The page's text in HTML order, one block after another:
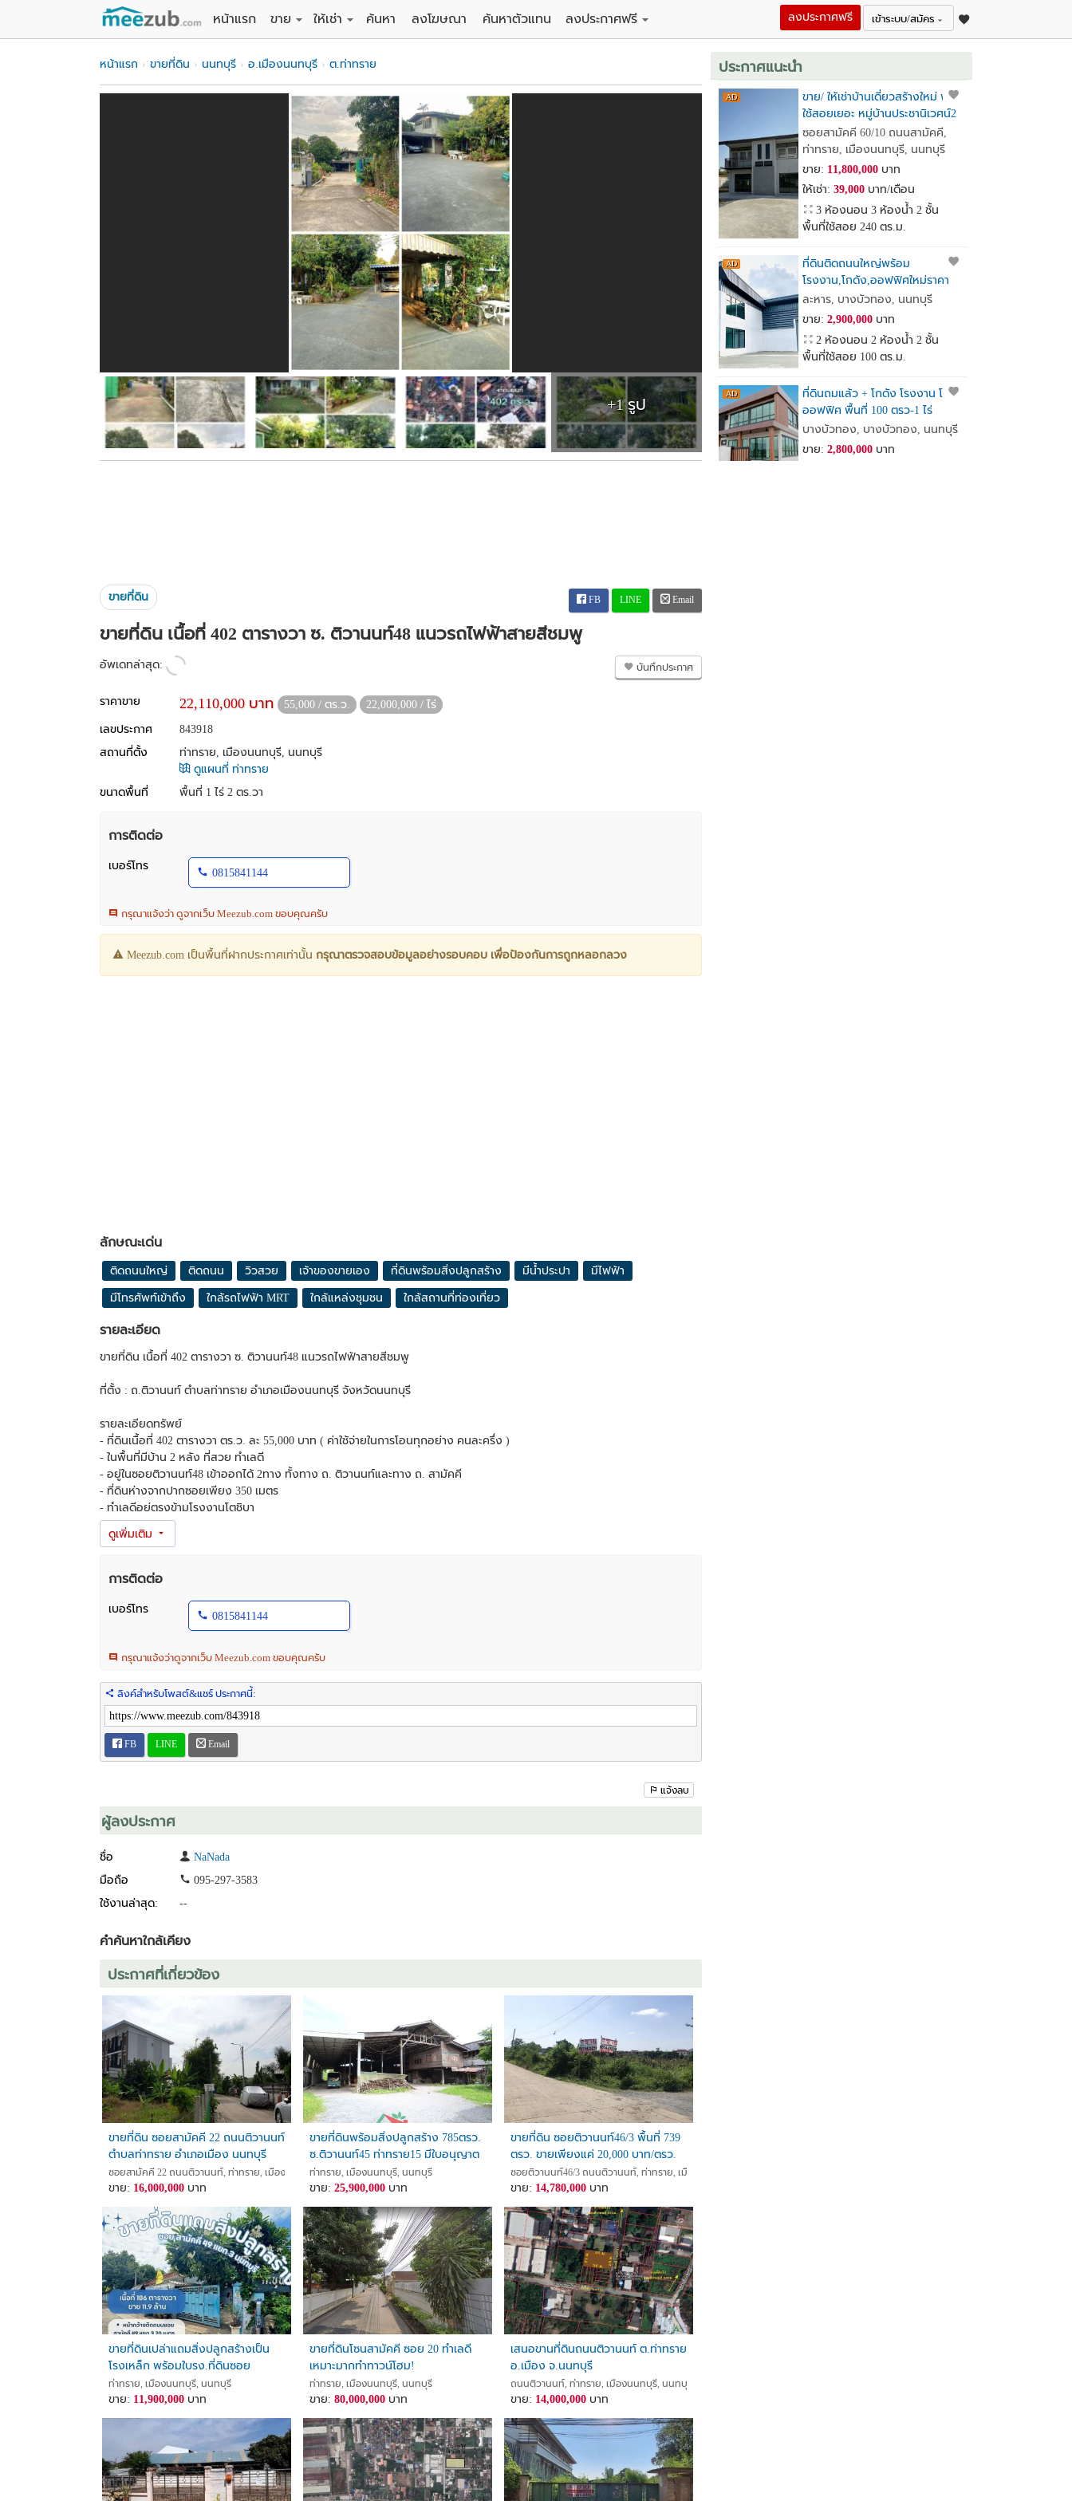
หน้าแรก
ขาย
ขายบ้าน
ขายคอนโด
ขายทาวน์เฮาส์
ขายอพาร์ทเม้นท์ / โรงแรม
ขายอาคารพาณิชย์ / สำนักงาน
ขายโรงงาน / โกดัง
ให้เช่า
ให้เช่าบ้าน
ให้เช่าคอนโด
ให้เช่าทาวน์เฮาส์
ให้เช่าอพาร์ทเม้นท์ / โรงแรม
ให้เช่าอาคารพาณิชย์ / สำนักงาน
ให้เช่าโรงงาน / โกดัง
ค้นหา ลงโฆษณา ค้นหาตัวแทน
ลงประกาศฟรี
เข้าระบบ/สมัคร
ลงประกาศฟรี
หน้าแรก ขายที่ดิน นนทบุรี อ.เมืองนนทบุรี ต.ท่าทราย
+1 รูป
ขายที่ดิน FB LINE Email
ขายที่ดิน เนื้อที่ 402 ตารางวา ซ. ติวานนท์48 แนวรถไฟฟ้าสายสีชมพู
อัพเดทล่าสุด: บันทึกประกาศ
ราคาขาย 22,110,000 บาท 55,000 / ตร.ว. 22,000,000 / ไร่
เลขประกาศ
843918
สถานที่ตั้ง
ท่าทราย, เมืองนนทบุรี, นนทบุรี
ดูแผนที่ ท่าทราย
ขนาดพื้นที่
พื้นที่ 1 ไร่ 2 ตร.วา
การติดต่อ
เบอร์โทร
0815841144
กรุณาแจ้งว่า ดูจากเว็บ Meezub.com ขอบคุณครับ
Meezub.com เป็นพื้นที่ฝากประกาศเท่านั้น กรุณาตรวจสอบข้อมูลอย่างรอบคอบ เพื่อป้องกันการถูกหลอกลวง
ลักษณะเด่น
ติดถนนใหญ่ ติดถนน วิวสวย เจ้าของขายเอง ที่ดินพร้อมสิ่งปลูกสร้าง มีน้ำประปา มีไฟฟ้า
มีโทรศัพท์เข้าถึง ใกล้รถไฟฟ้า MRT ใกล้แหล่งชุมชน ใกล้สถานที่ท่องเที่ยว
รายละเอียด
ขายที่ดิน เนื้อที่ 402 ตารางวา ซ. ติวานนท์48 แนวรถไฟฟ้าสายสีชมพู
ที่ตั้ง : ถ.ติวานนท์ ตำบลท่าทราย อำเภอเมืองนนทบุรี จังหวัดนนทบุรี
รายละเอียดทรัพย์
- ที่ดินเนื้อที่ 402 ตารางวา ตร.ว. ละ 55,000 บาท ( ค่าใช้จ่ายในการโอนทุกอย่าง คนละครึ่ง )
- ในพื้นที่มีบ้าน 2 หลัง ที่สวย ทำเลดี
- อยู่ในซอยติวานนท์48 เข้าออกได้ 2ทาง ทั้งทาง ถ. ติวานนท์และทาง ถ. สามัคคี
- ที่ดินห่างจากปากซอยเพียง 350 เมตร
- ทำเลดีอยู่ตรงข้ามโรงงานโตชิบา
- สามารถเดินทางเข้าออกได้สะดวก
1. รพ.กรมชลประทาน วัดชลประทาน โรงเรียนชลประทาน
3. กรมพลาธิการ
6. ไฟฟ้านนทบุรี
8. โลตัสแคราย เอสพลานาด
9. เดอะมอลล์งามวงศ์วาน
10. พันทิพย์งามวงศ์วาน
11. บิ๊กซีแจ้งวัฒนะ
12. เซ็นทรัลแจ้งวัฒนะ
การติดต่อ
เบอร์โทร
0815841144
กรุณาแจ้งว่าดูจากเว็บ Meezub.com ขอบคุณครับ
ลิงค์สำหรับโพสต์&แชร์ ประกาศนี้:
FB LINE Email
แจ้งลบ
ผู้ลงประกาศ
ชื่อ
NaNada
มือถือ
095-297-3583
ใช้งานล่าสุด:
--
คำค้นหาใกล้เคียง
ประกาศที่เกี่ยวข้อง
ขายที่ดิน ซอยสามัคคี 22 ถนนติวานนท์
ตำบลท่าทราย อำเภอเมือง นนทบุรี
ซอยสามัคคี 22 ถนนติวานนท์, ท่าทราย, เมืองนนทบุรี, นนทบุรี
ขาย: 16,000,000บาท
ขายที่ดินพร้อมสิ่งปลูกสร้าง 785ตรว.
ซ.ติวานนท์45 ท่าทราย15 มีใบอนุญาต
โรงงานประเภท4
ท่าทราย, เมืองนนทบุรี, นนทบุรี
ขาย:25,900,000 บาท
ขายที่ดิน ซอยติวานนท์46/3 พื้นที่ 739
ตรว. ขายเพียงแค่ 20,000 บาท/ตรว.
ขายเท่ากับราคาประเมินของกรมที่ดิน
หาราคาเท่านี้ไม่มีอีกแล้ว
ซอยติวานนท์46/3 ถนนติวานนท์, ท่าทราย, เมืองนนทบุรี, นนทบุรี
ขาย: 14,780,000 บาท
ขายที่ดินเปล่าแถมสิ่งปลูกสร้างเป็น
โรงเหล็ก พร้อมใบรง.ที่ดินซอย
สามัคคี49แยก3 ขายโรงงานนนทบุรี
ต.ท่าทราย อ.เมืองนนทบุรี จ.นนทบุรี
ท่าทราย, เมืองนนทบุรี, นนทบุรี
ขาย: 11,900,000บาท
ขายที่ดินโซนสามัคคี ซอย 20 ทำเลดี
เหมาะมากทำทาวน์โฮม!
ท่าทราย, เมืองนนทบุรี, นนทบุรี
ขาย:80,000,000 บาท
เสนอขานที่ดินถนนติวานนท์ ต.ท่าทราย
อ.เมือง จ.นนทบุรี
ถนนติวานนท์, ท่าทราย, เมืองนนทบุรี, นนทบุรี
ขาย: 14,000,000 บาท
ประกาศแนะนำ
ขาย/ ให้เช่าบ้านเดี่ยวสร้างใหม่ พื้นที่
ใช้สอยเยอะ หมู่บ้านประชานิเวศน์2
เหมาะทำ Home Office
ซอยสามัคคี 60/10 ถนนสามัคคี,
ท่าทราย, เมืองนนทบุรี, นนทบุรี
ขาย: 11,800,000บาท
ให้เช่า: 39,000บาท/เดือน
3 ห้องนอน 3 ห้องน้ำ 2 ชั้น
พื้นที่ใช้สอย 240 ตร.ม.
ที่ดินติดถนนใหญ่พร้อม
โรงงาน,โกดัง,ออฟฟิศใหม่ราคา
เพียง2.9ล้านบาทเท่านั้น
ละหาร, บางบัวทอง, นนทบุรี
ขาย: 2,900,000บาท
2 ห้องนอน 2 ห้องน้ำ 2 ชั้น
พื้นที่ใช้สอย 100 ตร.ม.
ที่ดินถมแล้ว + โกดัง โรงงาน โฮม
ออฟฟิศ พื้นที่ 100 ตรว-1 ไร่
เจ้าของขายเอง
บางบัวทอง, บางบัวทอง, นนทบุรี
ขาย: 2,800,000บาท